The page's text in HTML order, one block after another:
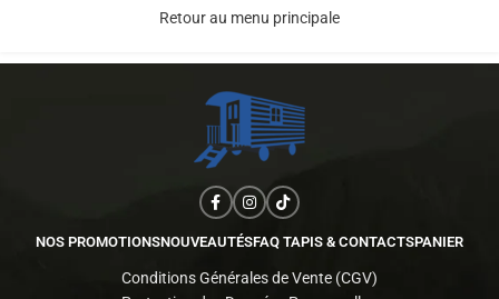
Retour au menu principale
NOS PROMOTIONSNOUVEAUTÉSFAQ TAPIS & CONTACTSPANIER
Conditions Générales de Vente (CGV)